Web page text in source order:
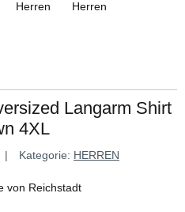
Langarm Shirt
4XL
Kategorie: HERREN
von Reichstadt